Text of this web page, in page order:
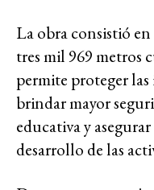
La obra consistió
tres mil 969 metros
permite proteger las
brindar mayor
educativa y
desarrollo de las